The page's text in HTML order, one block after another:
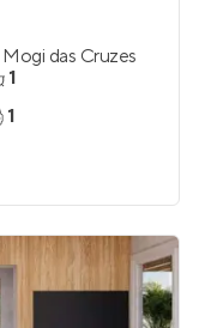
Mogi das Cruzes
1
1